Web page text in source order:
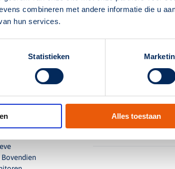
combineren met andere informatie die u
hun services.
Statistieken
Alles toestaan
Dit
in
waar ze
om
Kom je er
Vrijblijvend
Direct